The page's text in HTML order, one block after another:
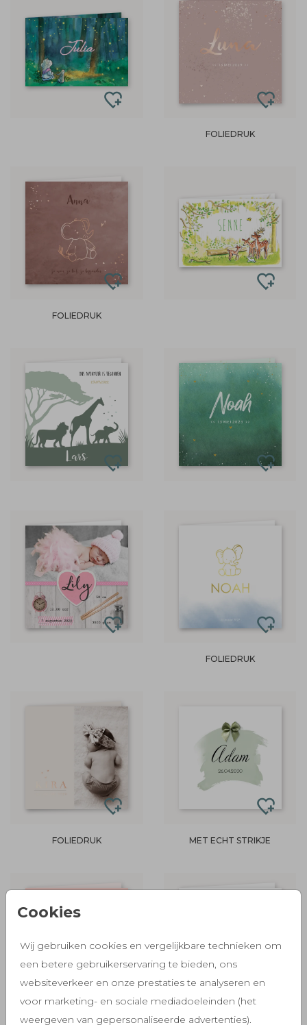
Cookies
Wij gebruiken cookies en vergelijkbare technieken om
een betere gebruikerservaring te bieden, ons
websiteverkeer en onze prestaties te analyseren en
voor marketing- en sociale mediadoeleinden (het
weergeven van gepersonaliseerde advertenties).
FOLIEDRUK
FOLIEDRUK
FOLIEDRUK
FOLIEDRUK MET ECHT STRIKJE
FOLIEDRUK